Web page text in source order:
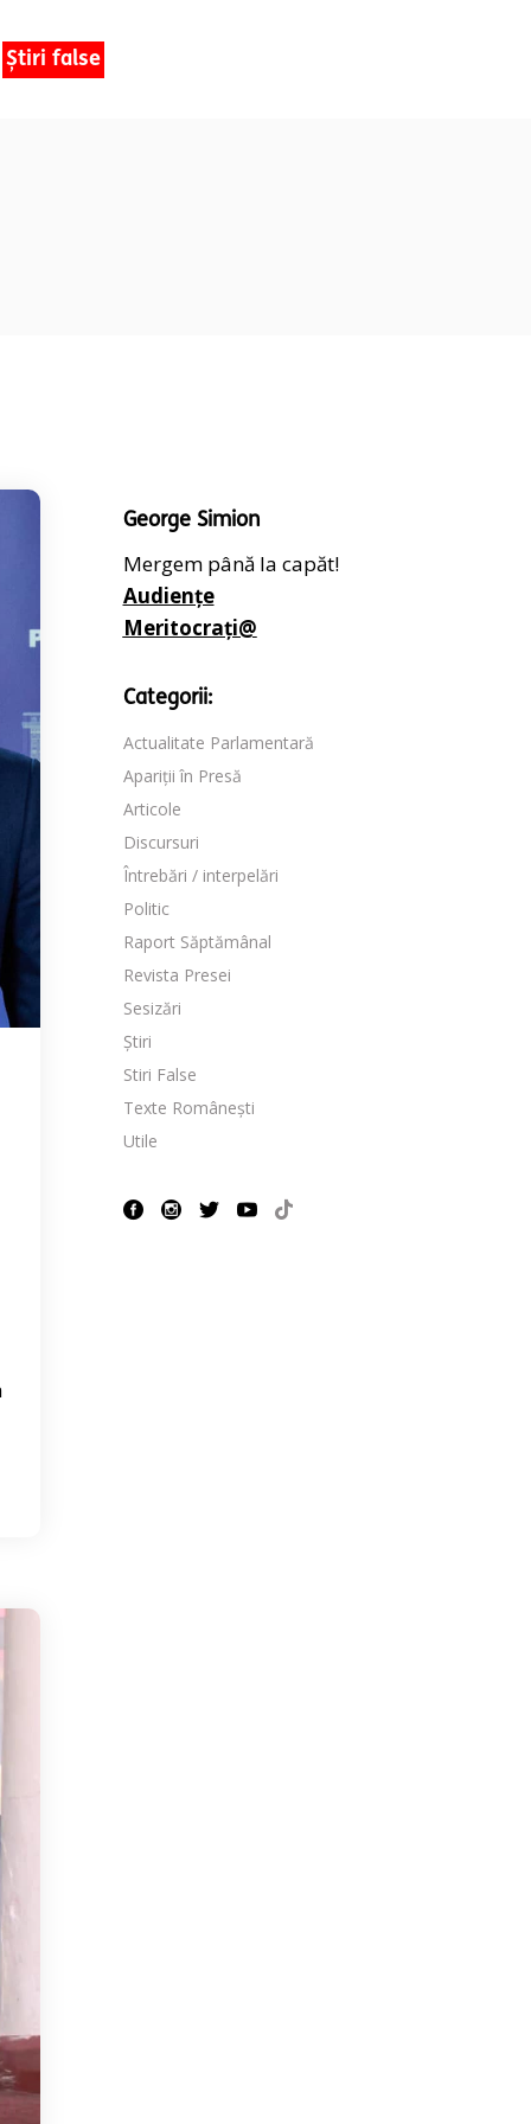
Știri false
George Simion
Mergem până la capăt!
Audiențe
Meritocrați@
Categorii:
Actualitate Parlamentară
Apariții în Presă
Articole
Discursuri
Întrebări / interpelări
Politic
Raport Săptămânal
Revista Presei
Sesizări
Știri
Stiri False
Texte Românești
Utile